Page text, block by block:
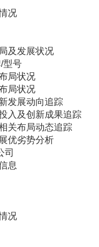
况
及发展状况
型号
局状况
局状况
发展动向追踪
入及创新成果追踪
关布局动态追踪
优劣势分析
司
息
况